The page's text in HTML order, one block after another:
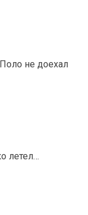
не доехал
летел…